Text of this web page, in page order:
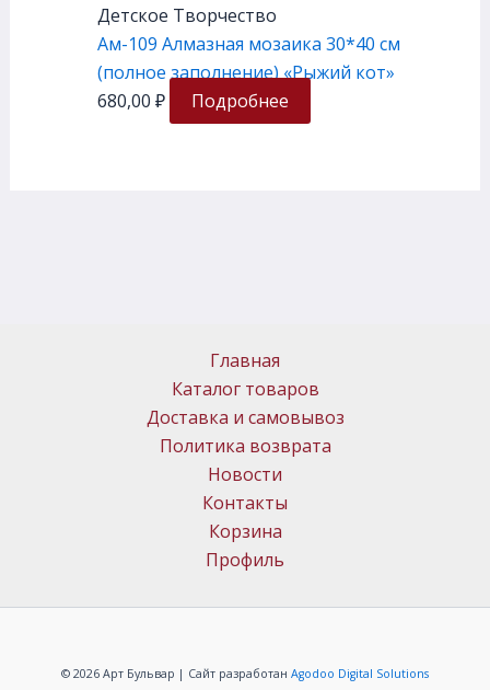
Детское Творчество
Ам-109 Алмазная мозаика 30*40 см
(полное заполнение) «Рыжий кот»
680,00 ₽ Подробнее
Главная
Каталог товаров
Доставка и самовывоз
Политика возврата
Новости
Контакты
Корзина
Профиль
© 2026 Арт Бульвар | Сайт разработан Agodoo Digital Solutions